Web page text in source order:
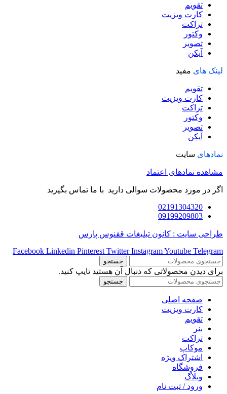
تقویم
کارت ویزیت
تراکت
وکتور
تصویر
آیکن
لینک های مفید
تقویم
کارت ویزیت
تراکت
وکتور
تصویر
آیکن
نمادهای سایت
مشاهده نمادهای اعتماد
اگر در مورد محصولات سوالی دارید با ما تماس بگیرید
02191304320
09199209803
طراحی سایت : کانون تبلیغات ققنوس پارس
Facebook Linkedin Pinterest Twitter InstagramYoutube Telegram
جستجو
برای دیدن محصولاتی که دنبال آن هستید تایپ کنید.
جستجو
صفحه اصلی
کارت ویزیت
تقویم
بنر
تراکت
موکاپ
اشتراک ویژه
فروشگاه
وبلاگ
ورود / ثبت نام